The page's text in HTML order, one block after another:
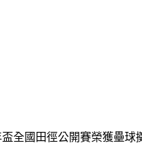
全國田徑公開賽榮獲壘